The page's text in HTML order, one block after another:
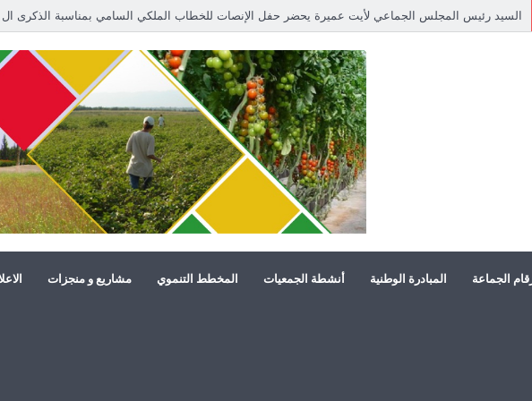
الجماعة المبادرة الوطنية أنشطة الجمعيات المخطط التنموي مشاريع و منجزات